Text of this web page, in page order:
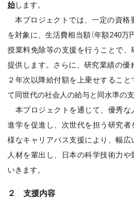
始します。
本プロジェクトでは、一定の資格
を対象に、生活費相当額（年額240万
授業料免除等の支援を行うことで、
提供します。さらに、研究業績の優
２年次以降給付額を上乗せするこ
て同世代の社会人の給与と同水準の
本プロジェクトを通じて、優秀な
進学を促進し、次世代を担う研究者
様なキャリアパス支援により、幅
人材を輩出し、日本の科学技術力
いきます。
２ 支援内容